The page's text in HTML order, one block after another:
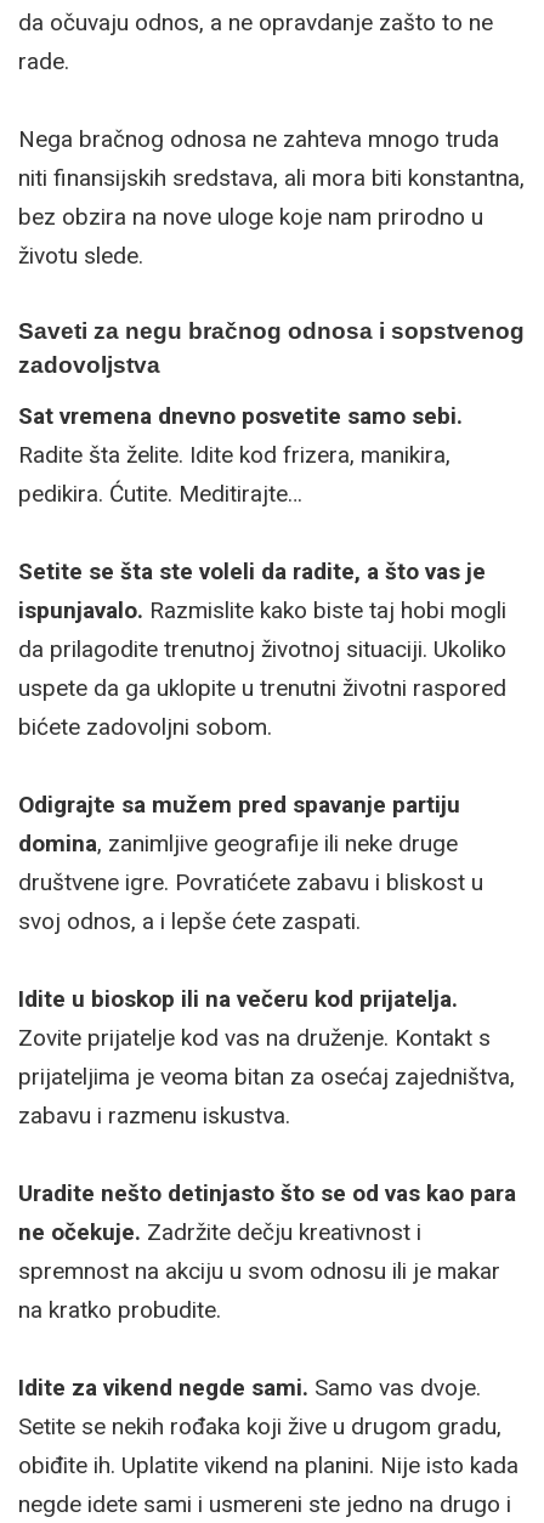
da očuvaju odnos, a ne opravdanje zašto to ne
rade.
Nega bračnog odnosa ne zahteva mnogo truda
niti finansijskih sredstava, ali mora biti konstantna,
bez obzira na nove uloge koje nam prirodno u
životu slede.
Saveti za negu bračnog odnosa i sopstvenog
zadovoljstva
Sat vremena dnevno posvetite samo sebi.
Radite šta želite. Idite kod frizera, manikira,
pedikira. Ćutite. Meditirajte…
Setite se šta ste voleli da radite, a što vas je
ispunjavalo. Razmislite kako biste taj hobi mogli
da prilagodite trenutnoj životnoj situaciji. Ukoliko
uspete da ga uklopite u trenutni životni raspored
bićete zadovoljni sobom.
Odigrajte sa mužem pred spavanje partiju
domina, zanimljive geografije ili neke druge
društvene igre. Povratićete zabavu i bliskost u
svoj odnos, a i lepše ćete zaspati.
Idite u bioskop ili na večeru kod prijatelja.
Zovite prijatelje kod vas na druženje. Kontakt s
prijateljima je veoma bitan za osećaj zajedništva,
zabavu i razmenu iskustva.
Uradite nešto detinjasto što se od vas kao para
ne očekuje. Zadržite dečju kreativnost i
spremnost na akciju u svom odnosu ili je makar
na kratko probudite.
Idite za vikend negde sami. Samo vas dvoje.
Setite se nekih rođaka koji žive u drugom gradu,
obiđite ih. Uplatite vikend na planini. Nije isto kada
negde idete sami i usmereni ste jedno na drugo i